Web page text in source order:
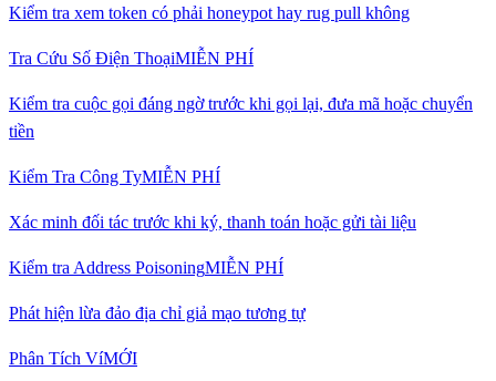
Kiểm tra xem token có phải honeypot hay rug pull không
Tra Cứu Số Điện ThoạiMIỄN PHÍ
Kiểm tra cuộc gọi đáng ngờ trước khi gọi lại, đưa mã hoặc chuyển
tiền
Kiểm Tra Công TyMIỄN PHÍ
Xác minh đối tác trước khi ký, thanh toán hoặc gửi tài liệu
Kiểm tra Address PoisoningMIỄN PHÍ
Phát hiện lừa đảo địa chỉ giả mạo tương tự
Phân Tích VíMỚI